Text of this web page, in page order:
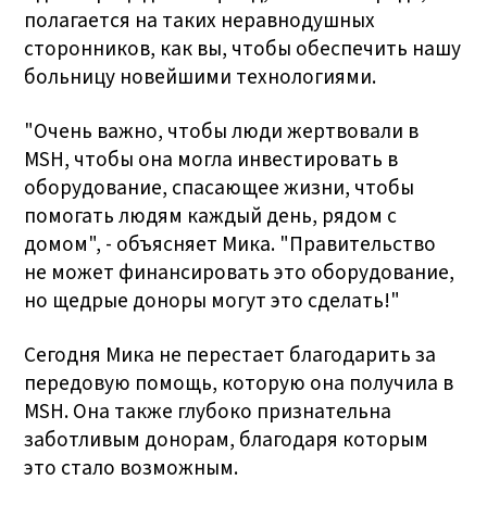
полагается на таких неравнодушных
сторонников, как вы, чтобы обеспечить нашу
больницу новейшими технологиями.
"Очень важно, чтобы люди жертвовали в
MSH, чтобы она могла инвестировать в
оборудование, спасающее жизни, чтобы
помогать людям каждый день, рядом с
домом", - объясняет Мика. "Правительство
не может финансировать это оборудование,
но щедрые доноры могут это сделать!"
Сегодня Мика не перестает благодарить за
передовую помощь, которую она получила в
MSH. Она также глубоко признательна
заботливым донорам, благодаря которым
это стало возможным.